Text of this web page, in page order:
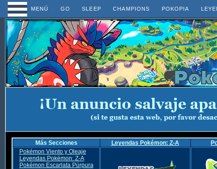
MENÚ GO SLEEP CHAMPIONS POKOPIA
Más Secciones Leyendas Pokémon: Z-A
Pokémon Viento y Oleaje
Leyendas Pokémon: Z-A
Pokémon Escarlata Púrpura